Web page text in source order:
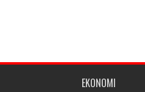
EKONOMI